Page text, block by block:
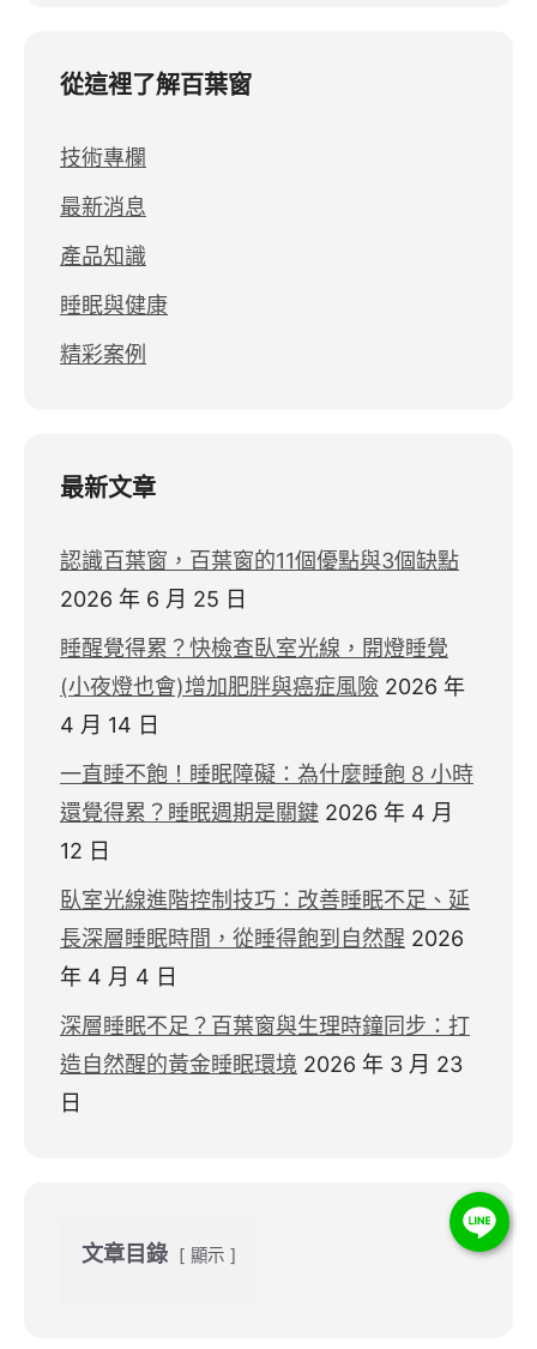
從這裡了解百葉窗
技術專欄
最新消息
產品知識
睡眠與健康
精彩案例
最新文章
認識百葉窗，百葉窗的11個優點與3個缺點
2026 年 6 月 25 日
睡醒覺得累？快檢查臥室光線，開燈睡覺
(小夜燈也會)增加肥胖與癌症風險 2026 年
4 月 14 日
一直睡不飽！睡眠障礙：為什麼睡飽 8 小時
還覺得累？睡眠週期是關鍵 2026 年 4 月
12 日
臥室光線進階控制技巧：改善睡眠不足、延
長深層睡眠時間，從睡得飽到自然醒 2026
年 4 月 4 日
深層睡眠不足？百葉窗與生理時鐘同步：打
造自然醒的黃金睡眠環境 2026 年 3 月 23
日
文章目錄 顯示